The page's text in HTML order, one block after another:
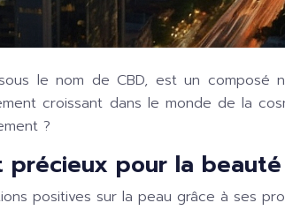
le nom de CBD, est un
croissant dans le monde de la
?
précieux pour la
positives sur la peau grâce à ses